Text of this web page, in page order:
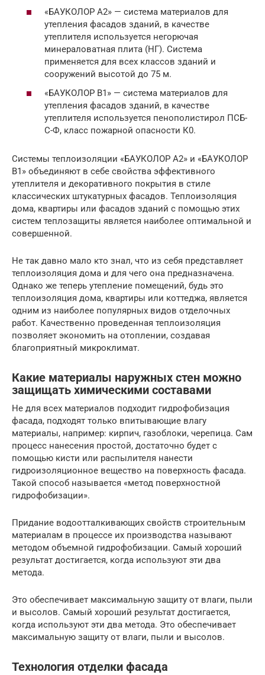
«БАУКОЛОР А2» — система материалов для
утепления фасадов зданий, в качестве
утеплителя используется негорючая
минераловатная плита (НГ). Система
применяется для всех классов зданий и
сооружений высотой до 75 м.
«БАУКОЛОР В1» — система материалов для
утепления фасадов зданий, в качестве
утеплителя используется пенополистирол ПСБ-
С-Ф, класс пожарной опасности К0.
Системы теплоизоляции «БАУКОЛОР А2» и «БАУКОЛОР
В1» объединяют в себе свойства эффективного
утеплителя и декоративного покрытия в стиле
классических штукатурных фасадов. Теплоизоляция
дома, квартиры или фасадов зданий с помощью этих
систем теплозащиты является наиболее оптимальной и
совершенной.
Не так давно мало кто знал, что из себя представляет
теплоизоляция дома и для чего она предназначена.
Однако же теперь утепление помещений, будь это
теплоизоляция дома, квартиры или коттеджа, является
одним из наиболее популярных видов отделочных
работ. Качественно проведенная теплоизоляция
позволяет экономить на отоплении, создавая
благоприятный микроклимат.
Какие материалы наружных стен можно
защищать химическими составами
Не для всех материалов подходит гидрофобизация
фасада, подходят только впитывающие влагу
материалы, например: кирпич, газоблоки, черепица. Сам
процесс нанесения простой, достаточно будет с
помощью кисти или распылителя нанести
гидроизоляционное вещество на поверхность фасада.
Такой способ называется «метод поверхностной
гидрофобизации».
Придание водоотталкивающих свойств строительным
материалам в процессе их производства называют
методом объемной гидрофобизации. Самый хороший
результат достигается, когда используют эти два
метода.
Это обеспечивает максимальную защиту от влаги, пыли
и высолов. Самый хороший результат достигается,
когда используют эти два метода. Это обеспечивает
максимальную защиту от влаги, пыли и высолов.
Технология отделки фасада